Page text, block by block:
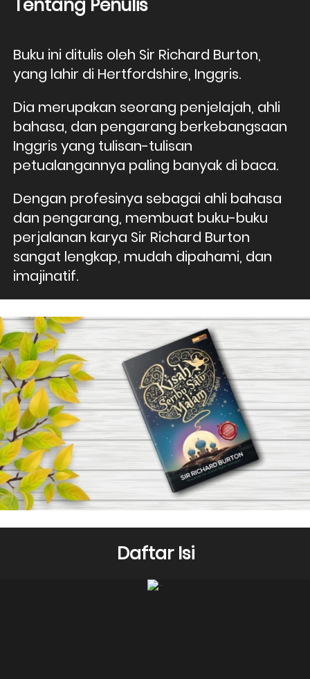
Tentang Penulis
Buku ini ditulis oleh Sir Richard Burton,
yang lahir di Hertfordshire, Inggris.
Dia merupakan seorang penjelajah, ahli
bahasa, dan pengarang berkebangsaan
Inggris yang tulisan-tulisan
petualangannya paling banyak di baca.
Dengan profesinya sebagai ahli bahasa
dan pengarang, membuat buku-buku
perjalanan karya Sir Richard Burton
sangat lengkap, mudah dipahami, dan
imajinatif.
Daftar Isi